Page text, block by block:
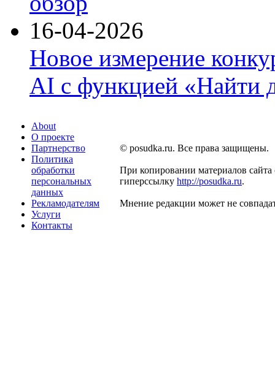
16-04-2026
Новое измерение
AI с функцией «Найти
About
О проекте
Партнерство
Политика
обработки
персональных
данных
Рекламодателям
Услуги
Контакты
© posudka.ru. Все права защищены.
При копировании материалов сайта
гиперссылку http://posudka.ru.
Мнение редакции может не